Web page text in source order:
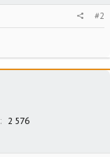
#2
2 576